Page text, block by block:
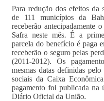
Para redução dos efeitos da
de 111 municípios da
receberão antecipadamente
Safra neste mês. É a
parcela do benefício é paga
receberão o seguro pelas
(2011-2012). Os
mesmas datas definidas
sociais da Caixa
pagamento foi publicada na
Diário Oficial da União.